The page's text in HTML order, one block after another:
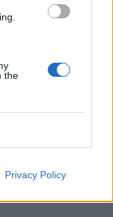
the
Privacy Policy
Τουρκομένη